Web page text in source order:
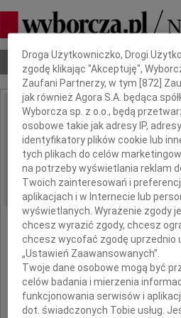
Nekrologi Odeszli Poradnik
IMIĘ I NAZWISKO: Jadwigi
REGION: cała Polska
DATA EMISJI: 25.09.2009
z wielkim
Dbamy o Twoją prywatność
Droga Użytkowniczko, Drogi
zgodę klikając "Akceptuję",
Zaufani Partnerzy, w tym [872]
jak również Agora S.A. będąca
Wyborcza sp. z o.o., będą
osobowe takie jak adresy IP,
identyfikatory plików cookie lub
tych plikach do celów
na potrzeby wyświetlania reklam
Twoich zainteresowań i
aplikacjach i w Internecie lub
wyświetlanych. Wyrażenie zgody
chcesz wyrazić zgody, chcesz
chcesz wycofać zgodę uprzednio
„Ustawień Zaawansowanych”.
Twoje dane osobowe mogą być
celów badania i mierzenia
funkcjonowania serwisów i
dot. świadczonych Tobie usług.